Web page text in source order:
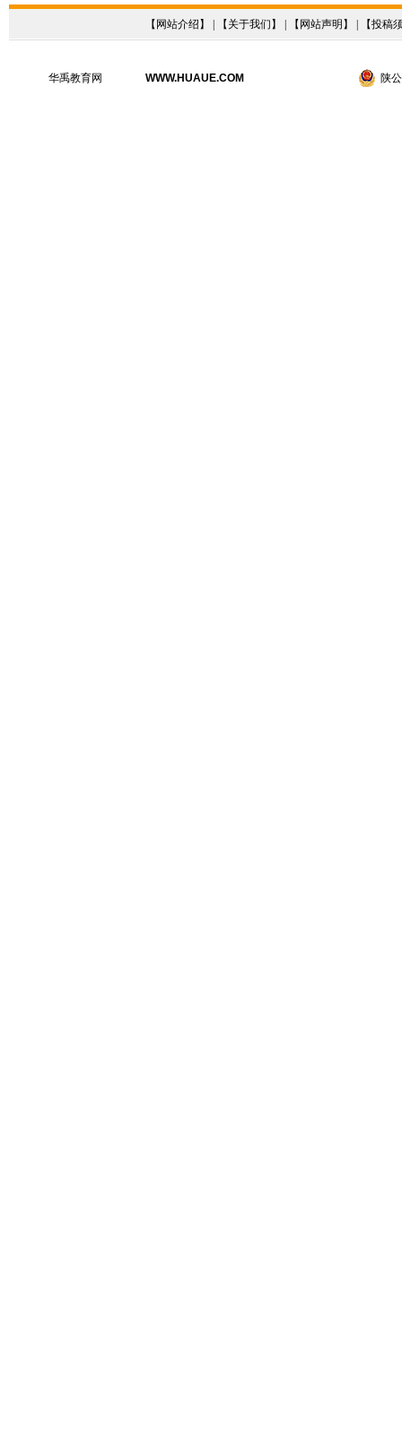
【 网站介绍 】 | 【 关于我们 】 | 【 网站声明 】 | 【投稿
华禹教育网 WWW.HUAUE.COM 陕